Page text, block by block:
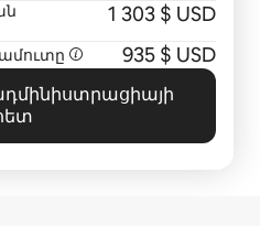
1 303 $ USD
935 $ USD